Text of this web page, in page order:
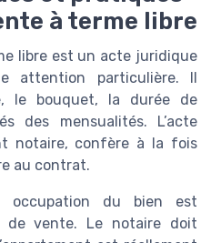
à terme libre
libre est un acte juridique
attention particulière. Il
le bouquet, la durée de
des mensualités. L’acte
notaire, confère à la fois
au contrat.
du bien est
de vente. Le notaire doit